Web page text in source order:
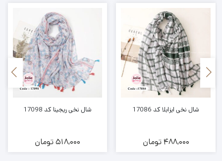
شال نخی ایزابلا کد 17086
488,000 تومان
شال نخی ریجینا کد 17098
518,000تومان